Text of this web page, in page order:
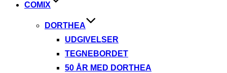
COMIX
DORTHEA
UDGIVELSER
TEGNEBORDET
50 ÅR MED DORTHEA